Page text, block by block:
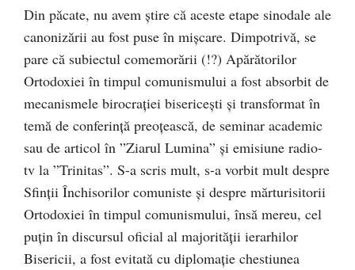
Din păcate, nu avem știre că aceste etape sinodale ale
canonizării au fost puse în mișcare. Dimpotrivă, se
pare că subiectul comemorării (!?) Apărătorilor
Ortodoxiei în timpul comunismului a fost absorbit de
mecanismele birocrației bisericești și transformat în
temă de conferință preoțească, de seminar academic
sau de articol în ”Ziarul Lumina” și emisiune radio-
tv la ”Trinitas”. S-a scris mult, s-a vorbit mult despre
Sfinții Închisorilor comuniste și despre mărturisitorii
Ortodoxiei în timpul comunismului, însă mereu, cel
puțin în discursul oficial al majorității ierarhilor
Bisericii, a fost evitată cu diplomație chestiunea